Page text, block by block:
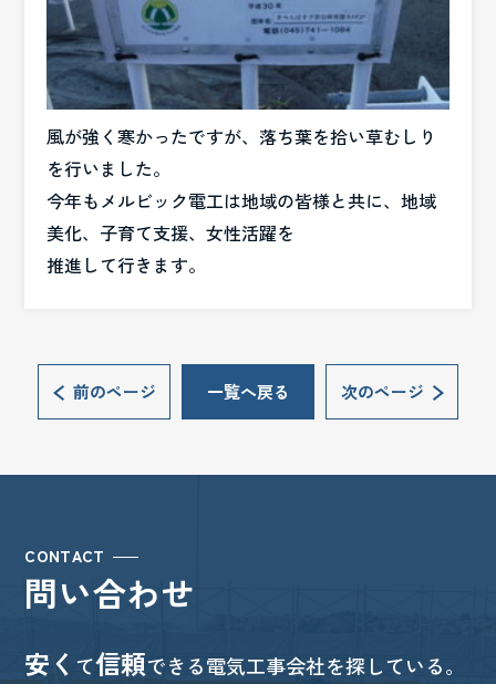
風が強く寒かったですが、落ち葉を拾い草むしり
を行いました。
今年もメルビック電工は地域の皆様と共に、地域
美化、子育て支援、女性活躍を
推進して行きます。
前のページ 一覧へ戻る 次のページ
CONTACT
問い合わせ
安く て信頼できる電気工事会社を探している。